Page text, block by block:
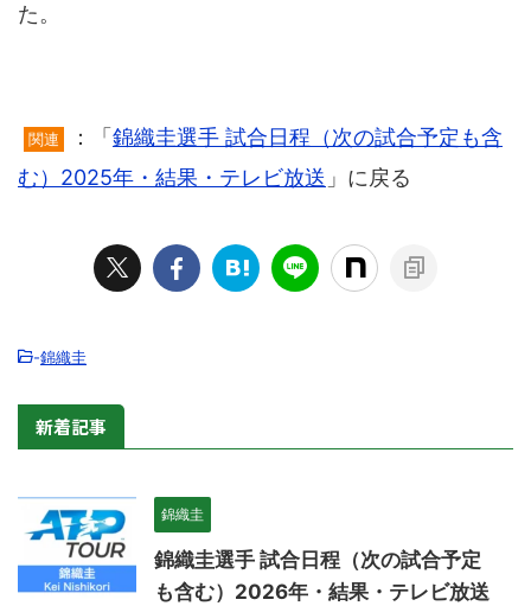
た。
関連 ：「 錦織圭選手 試合日程（次の試合予定も含
む）2025年・結果・テレビ放送 」に戻る
-錦織圭
新着記事
錦織圭
錦織圭選手 試合日程（次の試合予定
も含む）2026年・結果・テレビ放送